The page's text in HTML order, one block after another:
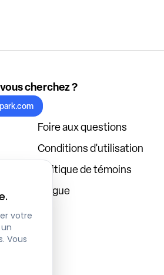
cherchez ?
Foire aux questions
Conditions d'utilisation
Politique de témoins
Blogue
votre
Vous